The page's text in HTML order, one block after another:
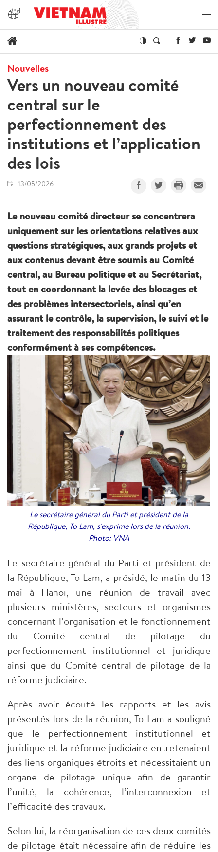
Nouvelles
Vers un nouveau comité
central sur le
perfectionnement des
institutions et l’application
des lois
13/05/2026
Le nouveau comité directeur se concentrera
uniquement sur les orientations relatives aux
questions stratégiques, aux grands projets et
aux contenus devant être soumis au Comité
central, au Bureau politique et au Secrétariat,
tout en coordonnant la levée des blocages et
des problèmes intersectoriels, ainsi qu’en
assurant le contrôle, la supervision, le suivi et le
traitement des responsabilités politiques
conformément à ses compétences.
Le secrétaire général du Parti et président de la
République, To Lam, s'exprime lors de la réunion.
Photo: VNA
Le secrétaire général du Parti et président de
la République, To Lam, a présidé, le matin du 13
mai à Hanoï, une réunion de travail avec
plusieurs ministères, secteurs et organismes
concernant l’organisation et le fonctionnement
du Comité central de pilotage du
perfectionnement institutionnel et juridique
ainsi que du Comité central de pilotage de la
réforme judiciaire.
Après avoir écouté les rapports et les avis
présentés lors de la réunion, To Lam a souligné
que le perfectionnement institutionnel et
juridique et la réforme judiciaire entretenaient
des liens organiques étroits et nécessitaient un
organe de pilotage unique afin de garantir
l’unité, la cohérence, l’interconnexion et
l’efficacité des travaux.
Selon lui, la réorganisation de ces deux comités
de pilotage était nécessaire afin de réduire les